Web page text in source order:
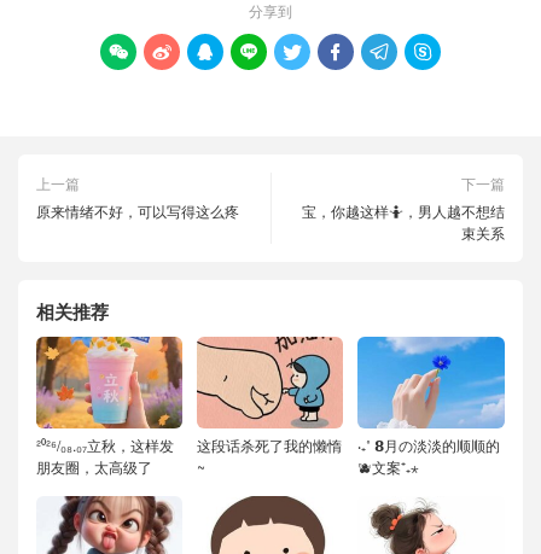
分享到
       
上一篇
原来情绪不好，可以写得这么疼
下一篇
宝，你越这样🤷，男人越不想结
束关系
相关推荐
²⁰²⁶/₀₈.₀₇立秋，这样发
朋友圈，太高级了
这段话杀死了我的懒惰
~
‧₊˚ 𝟴月の淡淡的顺顺的
🫐文案⁺₊⋆